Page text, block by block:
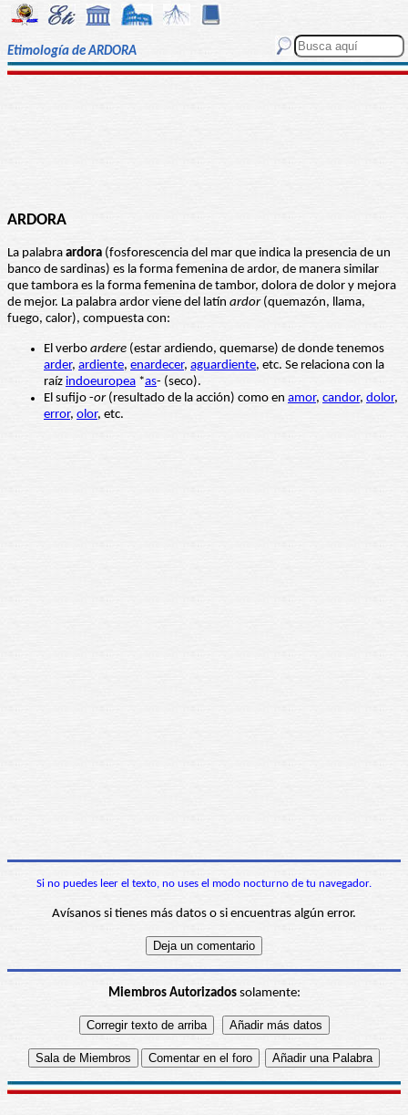
Etimología de ARDORA
ARDORA
La palabra ardora (fosforescencia del mar que indica la presencia de un
banco de sardinas) es la forma femenina de ardor, de manera similar
que tambora es la forma femenina de tambor, dolora de dolor y mejora
de mejor. La palabra ardor viene del latín ardor(quemazón, llama,
fuego, calor), compuesta con:
El verbo ardere (estar ardiendo, quemarse) de donde tenemos
arder, ardiente, enardecer, aguardiente, etc. Se relaciona con la
raíz indoeuropea *as- (seco).
El sufijo -or(resultado de la acción) como en amor, candor, dolor,
error, olor, etc.
Si no puedes leer el texto, no uses el modo nocturno de tu navegador.
Avísanos si tienes más datos o si encuentras algún error.
Miembros Autorizadossolamente: